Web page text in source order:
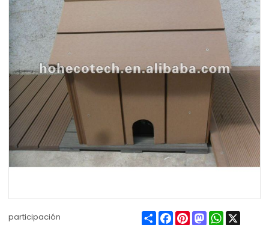
participación ShareFacebook
PinterestMastodonWhatsApp
X